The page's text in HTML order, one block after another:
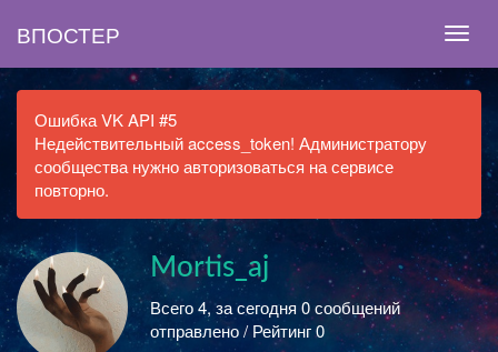
ВПОСТЕР
Ошибка VK API #5
Недействительный access_token! Администратору
сообщества нужно авторизоваться на сервисе
повторно.
Mortis_aj
Всего 4, за сегодня 0 сообщений
отправлено / Рейтинг 0